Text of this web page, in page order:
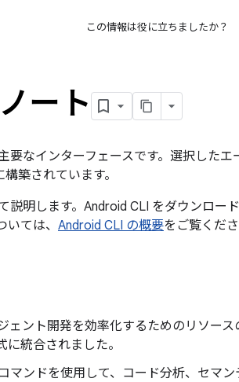
この情報は役に立ちましたか？
ート
なインターフェースです。選択したエ
築されています。
説明します。Android CLI をダウンロー
ては、 Android CLI の概要をご覧くださ
ェント開発を効率化するためのリソース
に統合されました。
コマンドを使用して、コード分析、セマン